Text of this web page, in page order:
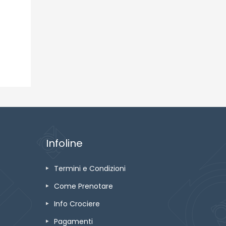
Infoline
Termini e Condizioni
Come Prenotare
Info Crociere
Pagamenti